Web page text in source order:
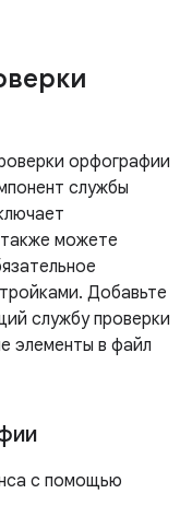
орфографии
службы
можете
Добавьте
службу проверки
элементы в файл
с помощью